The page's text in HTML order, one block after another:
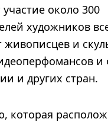
около 300
художников
живописцев и
и
и других стран.
которая